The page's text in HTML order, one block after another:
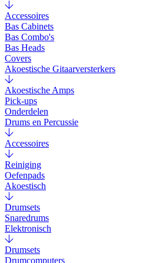
Accessoires
Bas Cabinets
Bas Combo's
Bas Heads
Covers
Akoestische Gitaarversterkers
Akoestische Amps
Pick-ups
Onderdelen
Drums en Percussie
Accessoires
Reiniging
Oefenpads
Akoestisch
Drumsets
Snaredrums
Elektronisch
Drumsets
Drumcomputers